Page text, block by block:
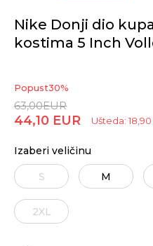
Nike Donji dio
kostima 5 Inch
Popust30%
63,00EUR
44,10 EUR Ušteda: 18,90
Izaberi veličinu
S M
2XL